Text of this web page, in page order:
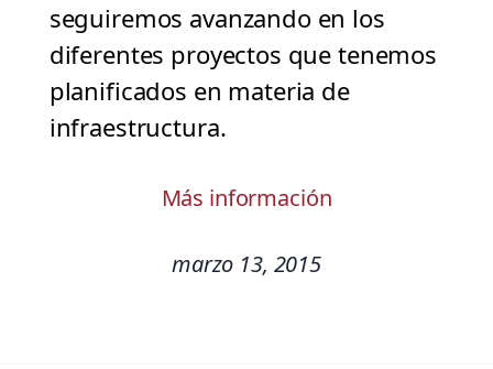
seguiremos avanzando en los
diferentes proyectos que tenemos
planificados en materia de
infraestructura.
Más información
marzo 13, 2015